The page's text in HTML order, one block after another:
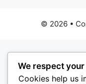
© 2026 •
We respect
Cookies help us